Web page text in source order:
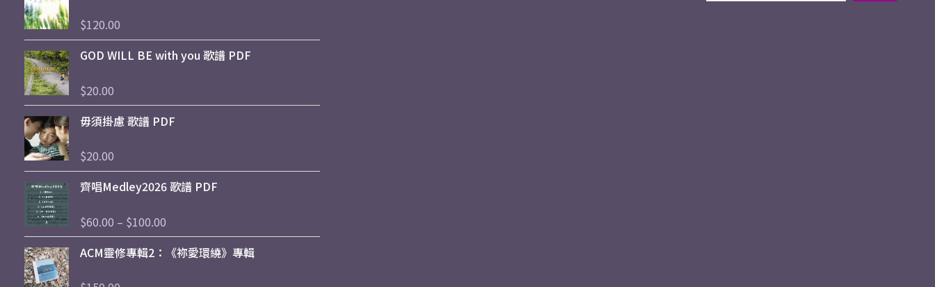
評
滿
$120.00
GOD WILL BE with you 歌譜 PDF
評
滿
$20.00
毋須掛慮 歌譜 PDF
評
滿
$20.00
齊唱Medley2026 歌譜 PDF
評
滿
$60.00 – $100.00
Price
range:
$100.00
ACM靈修專輯2：《祢愛環繞》專輯